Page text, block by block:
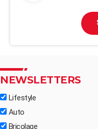
NEWSLETTERS
Lifestyle
Auto
Bricolage